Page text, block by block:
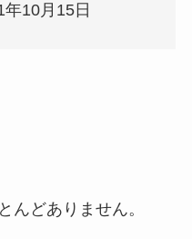
10月15日
んどありません。